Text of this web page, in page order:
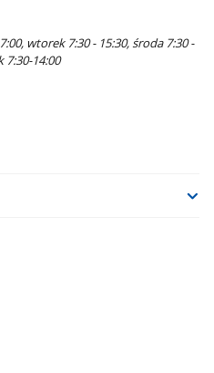
wtorek 7:30 - 15:30, środa 7:30 -
7:30-14:00